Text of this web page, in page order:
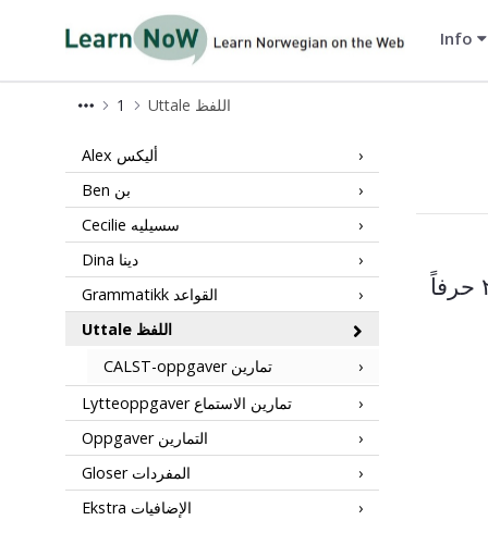
LearnNoW-ar Info
1 Uttale اللفظ
1 Uttale LearnNoW
Alex أليكس
Ben بن
Cecilie سسيليه
Dina دينا
Grammatikk القواعد
Uttale اللفظ
CALST-oppgaver تمارين
Lytteoppgaver تمارين الاستماع
Oppgaver التمارين
Gloser المفردات
Ekstra الإضافيات
تحتوي الأبجدية النرويجية على ٢٩ حرفاً – ٩ حروف صوتية و٢٠ حرفاً